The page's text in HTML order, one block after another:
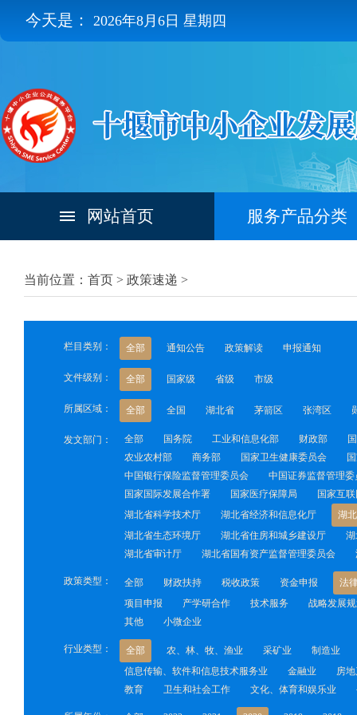
今天是： 2026年8月6日 星期四
网站首页 服务产品分类
当前位置：首页 > 政策速递 >
栏目类别： 全部 通知公告 政策解读 申报通知
文件级别： 全部 国家级 省级 市级
所属区域： 全部 全国 湖北省 茅箭区 张湾区
发文部门： 全部 国务院 工业和信息化部 财政部
农业农村部
商务部 国家卫生健康委员会
中国银行保险监督管理委员会
中国证券监督管理委
国家国际发展合作署
国家医疗保障局
国家互
湖北省科学技术厅
湖北省经济和信息化厅
湖
湖北省生态环境厅
湖北省住房和城乡建设厅
湖北省审计厅
湖北省国有资产监督管理委员会
政策类型： 全部 财政扶持 税收政策 资金申报
法
项目申报
产学研合作 技术服务
战略发展
其他
小微企业
行业类型： 全部 农、林、牧、渔业 采矿业
制造业
信息传输、软件和信息技术服务业
金融业
房
教育
卫生和社会工作 文化、体育和娱乐业